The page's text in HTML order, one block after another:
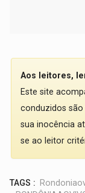
Aos leitores,
Este site
conduzidos
sua inocência
se ao leitor
TAGS :